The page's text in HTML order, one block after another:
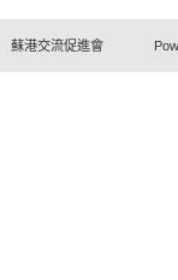
蘇港交流促進會